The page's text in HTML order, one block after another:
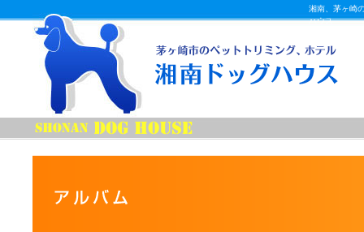
湘南、茅ヶ崎
ハウス